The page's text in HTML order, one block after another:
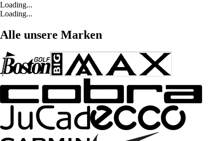
Loading...
Loading...
Alle unsere Marken